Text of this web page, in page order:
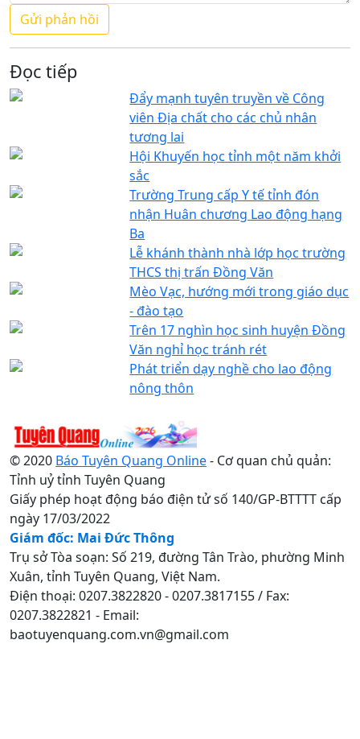
Đọc tiếp
Đẩy mạnh tuyên truyền về Công
viên Địa chất cho các chủ nhân
tương lai
Hội Khuyến học tỉnh một năm khởi
sắc
Trường Trung cấp Y tế tỉnh đón
nhận Huân chương Lao động hạng
Ba
Lễ khánh thành nhà lớp học trường
THCS thị trấn Đồng Văn
Mèo Vạc, hướng mới trong giáo dục
- đào tạo
Trên 17 nghìn học sinh huyện Đồng
Văn nghỉ học tránh rét
Phát triển dạy nghề cho lao động
nông thôn
© 2020 Báo Tuyên Quang Online- Cơ quan chủ quản:
Tỉnh uỷ tỉnh Tuyên Quang
Giấy phép hoạt động báo điện tử số 140/GP-BTTTT cấp
ngày 17/03/2022
Giám đốc: Mai Đức Thông
Trụ sở Tòa soạn: Số 219, đường Tân Trào, phường Minh
Xuân, tỉnh Tuyên Quang, Việt Nam.
Điện thoại: 0207.3822820 - 0207.3817155 / Fax:
0207.3822821 - Email:
baotuyenquang.com.vn@gmail.com